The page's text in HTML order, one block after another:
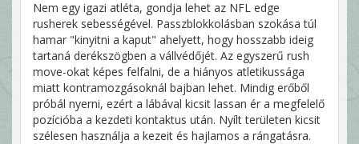
Nem egy igazi atléta, gondja lehet az NFL edge
rusherek sebességével. Passzblokkolásban szokása túl
hamar "kinyitni a kaput" ahelyett, hogy hosszabb ideig
tartaná derékszögben a vállvédőjét. Az egyszerű rush
move-okat képes felfalni, de a hiányos atletikussága
miatt kontramozgásoknál bajban lehet. Mindig erőből
próbál nyerni, ezért a lábával kicsit lassan ér a megfelelő
pozícióba a kezdeti kontaktus után. Nyílt területen kicsit
szélesen használja a kezeit és hajlamos a rángatásra.